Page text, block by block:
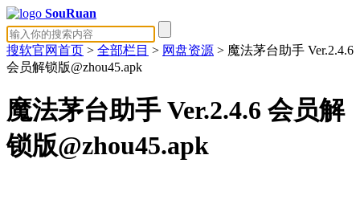
SouRuan
搜软官网首页 > 全部栏目 > 网盘资源 > 魔法茅台助手 Ver.2.4.6
会员解锁版@zhou45.apk
魔法茅台助手 Ver.2.4.6 会员解
锁版@zhou45.apk